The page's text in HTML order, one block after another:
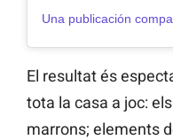
El resultat és
tota la casa a joc:
marrons; elements